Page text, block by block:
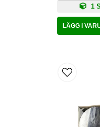
1
LÄGG I